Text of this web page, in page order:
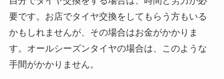
要です。お店でタイヤ交換をしてもらう方もいる
かもしれませんが、その場合はお金がかかりま
す。オールシーズンタイヤの場合は、このような
手間がかかりません。